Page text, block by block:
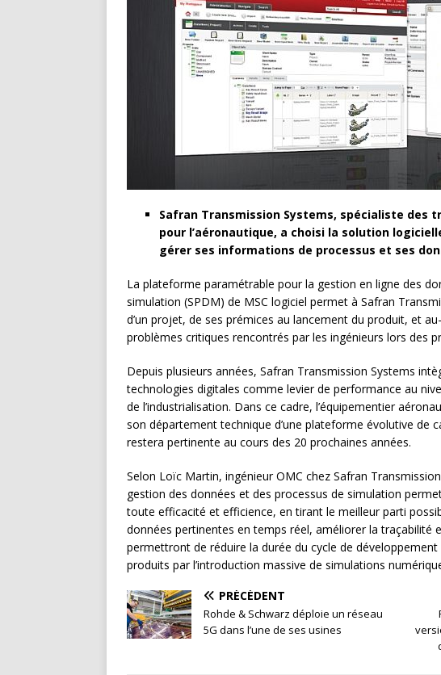
Safran Transmission Systems, spécialiste des
pour l’aéronautique, a choisi la solution
gérer ses informations de processus et ses
La plateforme paramétrable pour la gestion en ligne des
simulation (SPDM) de MSC logiciel permet à Safran
d’un projet, de ses prémices au lancement du produit, et
problèmes critiques rencontrés par les ingénieurs lors des
Depuis plusieurs années, Safran Transmission Systems
technologies digitales comme levier de performance au
de l’industrialisation. Dans ce cadre, l’équipementier
son département technique d’une plateforme évolutive de
restera pertinente au cours des 20 prochaines années.
Selon Loïc Martin, ingénieur OMC chez Safran
gestion des données et des processus de simulation
toute efficacité et efficience, en tirant le meilleur parti
données pertinentes en temps réel, améliorer la traçabilité
permettront de réduire la durée du cycle de
produits par l’introduction massive de simulations
PRÉCÉDENT
Rohde & Schwarz déploie un réseau
5G dans l’une de ses usines